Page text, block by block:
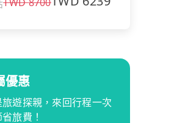
優惠
遊探親，來回行程一次
旅費！